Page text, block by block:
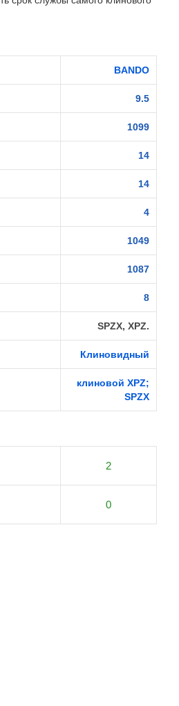
BANDO
9.5
1099
14
14
4
1049
1087
8
SPZX, XPZ.
Клиновидный
клиновой XPZ;
SPZX
2
0